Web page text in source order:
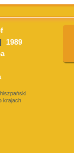
1989
krajach